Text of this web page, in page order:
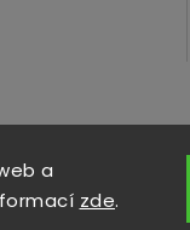
a
zde.